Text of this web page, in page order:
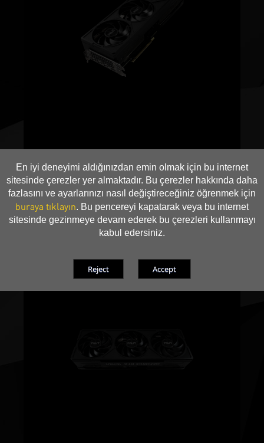
En iyi deneyimi aldığınızdan emin olmak için bu internet
sitesinde çerezler yer almaktadır. Bu çerezler hakkında daha
fazlasını ve ayarlarınızı nasıl değiştireceğiniz öğrenmek için
buraya tıklayın. Bu pencereyi kapatarak veya bu internet
sitesinde gezinmeye devam ederek bu çerezleri kullanmayı
kabul edersiniz.